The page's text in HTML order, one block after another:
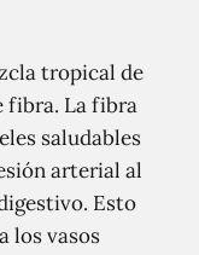
tropical de
fibra. La fibra
saludables
arterial al
Esto
los vasos